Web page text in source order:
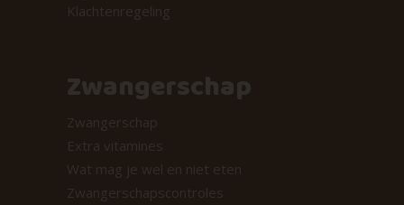
Klachtenregeling
Zwangerschap
Zwangerschap
Extra vitamines
Wat mag je wel en niet eten
Zwangerschapscontroles